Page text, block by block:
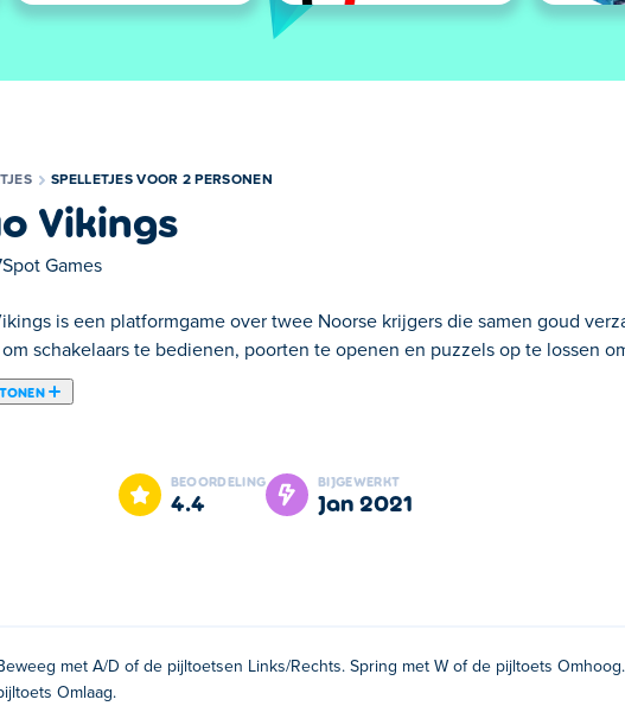
SPELLETJES VOOR 2 PERSONEN
Vikings
Games
is een platformgame over twee Noorse krijgers die samen goud
schakelaars te bedienen, poorten te openen en puzzels op te lossen
van 7Spot Games waarin je twee Vikingen helpt het kasteel te
spannende puzzels samen op. Trap op triggers, open deuren, activeer
prachtige zalen en verdien je plek in Valhalla.
BEOORDELING
4.4
BIJGEWERKT
jan 2021
met A/D of de pijltoetsen Links/Rechts. Spring met W of de pijltoets
Omlaag.